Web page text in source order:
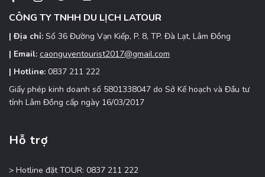
CÔNG TY TNHH DU LỊCH LATOUR
| Địa chỉ: Số 36 Đường Vạn Kiếp, P. 8, TP. Đà Lạt, Lâm Đồng
| Email: caonguyentourist2017@gmail.com
| Hotline: 0837 211 222
Giấy phép kinh doanh số 5801338047 do Sở Kế hoạch và Đầu tư
tỉnh Lâm Đồng cấp ngày 16/03/2017
Hỗ trợ
> Hotline đặt TOUR: 0837 211 222